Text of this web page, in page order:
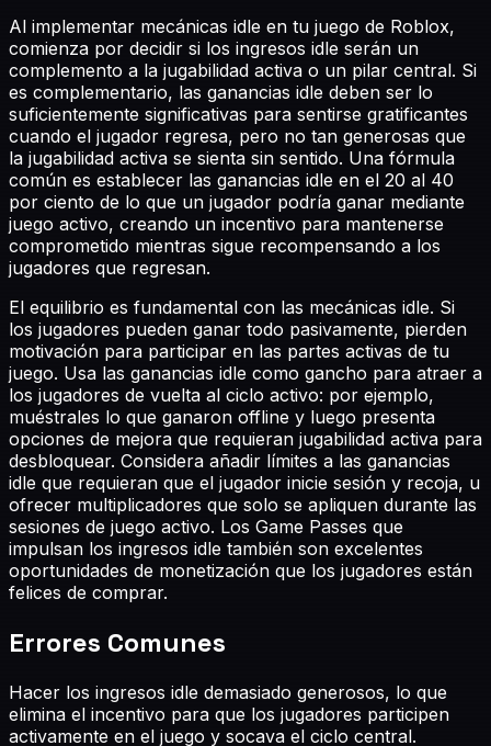
Al implementar mecánicas idle en tu juego de Roblox,
comienza por decidir si los ingresos idle serán un
complemento a la jugabilidad activa o un pilar central. Si
es complementario, las ganancias idle deben ser lo
suficientemente significativas para sentirse gratificantes
cuando el jugador regresa, pero no tan generosas que
la jugabilidad activa se sienta sin sentido. Una fórmula
común es establecer las ganancias idle en el 20 al 40
por ciento de lo que un jugador podría ganar mediante
juego activo, creando un incentivo para mantenerse
comprometido mientras sigue recompensando a los
jugadores que regresan.
El equilibrio es fundamental con las mecánicas idle. Si
los jugadores pueden ganar todo pasivamente, pierden
motivación para participar en las partes activas de tu
juego. Usa las ganancias idle como gancho para atraer a
los jugadores de vuelta al ciclo activo: por ejemplo,
muéstrales lo que ganaron offline y luego presenta
opciones de mejora que requieran jugabilidad activa para
desbloquear. Considera añadir límites a las ganancias
idle que requieran que el jugador inicie sesión y recoja, u
ofrecer multiplicadores que solo se apliquen durante las
sesiones de juego activo. Los Game Passes que
impulsan los ingresos idle también son excelentes
oportunidades de monetización que los jugadores están
felices de comprar.
Errores Comunes
Hacer los ingresos idle demasiado generosos, lo que
elimina el incentivo para que los jugadores participen
activamente en el juego y socava el ciclo central.